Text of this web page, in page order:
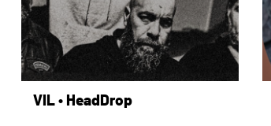
VIL • HeadDrop